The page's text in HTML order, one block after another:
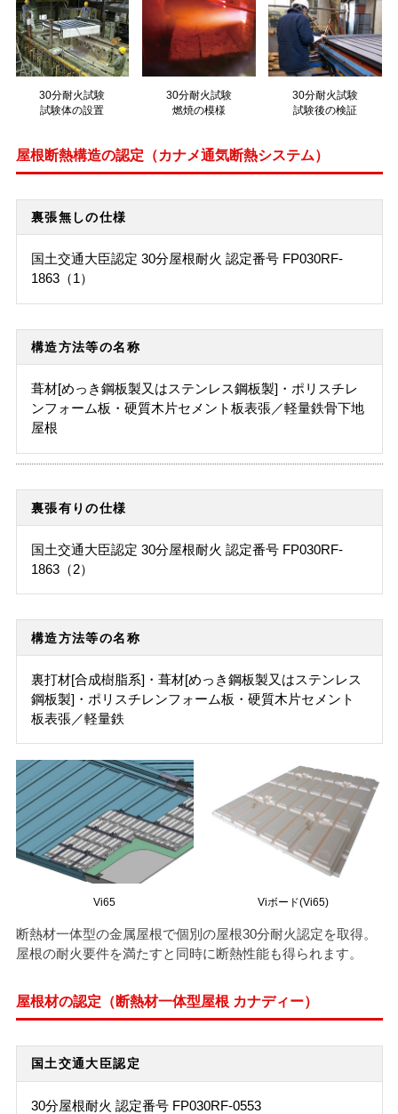
30分耐火試験
試験体の設置
30分耐火試験
燃焼の模様
30分耐火試験
試験後の検証
屋根断熱構造の認定（カナメ通気断熱システム）
裏張無しの仕様
国土交通大臣認定 30分屋根耐火 認定番号 FP030RF-
1863（1）
構造方法等の名称
葺材[めっき鋼板製又はステンレス鋼板製]・ポリスチレ
ンフォーム板・硬質木片セメント板表張／軽量鉄骨下地
屋根
裏張有りの仕様
国土交通大臣認定 30分屋根耐火 認定番号 FP030RF-
1863（2）
構造方法等の名称
裏打材[合成樹脂系]・葺材[めっき鋼板製又はステンレス
鋼板製]・ポリスチレンフォーム板・硬質木片セメント
板表張／軽量鉄
Vi65 Viボード(Vi65)
断熱材一体型の金属屋根で個別の屋根30分耐火認定を取得。
屋根の耐火要件を満たすと同時に断熱性能も得られます。
屋根材の認定（断熱材一体型屋根 カナディー）
国土交通大臣認定
30分屋根耐火 認定番号 FP030RF-0553